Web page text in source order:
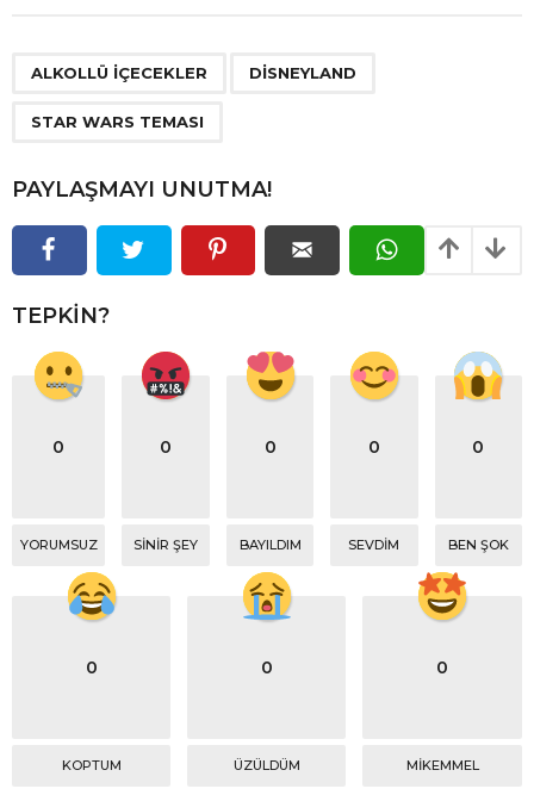
ALKOLLÜ IÇECEKLER DISNEYLAND
STAR WARS TEMASI
PAYLAŞMAYI UNUTMA!
TEPKIN?
0
YORUMSUZ
0
SINIR ŞEY
0
BAYILDIM
0
SEVDIM
0
BEN ŞOK
0
KOPTUM
0
ÜZÜLDÜM
0
MIKEMMEL